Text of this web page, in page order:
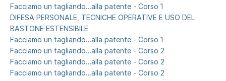
Facciamo un tagliando…alla patente - Corso 1
DIFESA PERSONALE, TECNICHE OPERATIVE E USO DEL
BASTONE ESTENSIBILE
Facciamo un tagliando…alla patente - Corso 1
Facciamo un tagliando…alla patente - Corso 2
Facciamo un tagliando…alla patente - Corso 2
Facciamo un tagliando…alla patente - Corso 2